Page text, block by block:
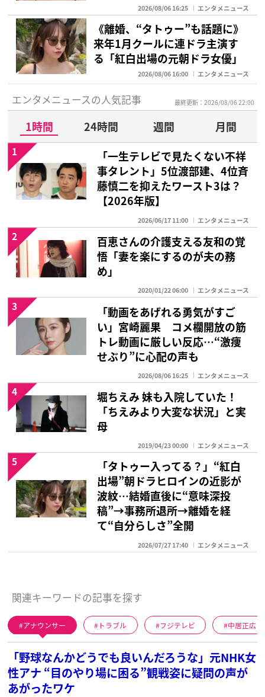
2026/08/06 16:25 エンタメニュース
《離婚、“タトゥー”も話題に》
来年1月クールに連ドラ主演す
る「紅白出場の元朝ドラ女優」
2026/08/06 16:00 エンタメニュース
エンタメニュースの人気記事 最終更新：2026/08/06 22:00
1時間 24時間 週間
月間
「一生テレビで見たくない不祥
事タレント」5位渡部建、4位斉
藤慎二を抑えたワースト3は？
【2026年版】
2026/06/17 11:00 エンタメニュース
1
百恵さんの介護支える友和の覚
悟「妻を楽にするのが夫の務
め」
2020/01/22 06:00 エンタメニュース
2
「動画をあげれる勇気がすご
い」宮崎麗果 コメ欄開放の筋
トレ動画に厳しい反応…“激痩
せぶり”に心配の声も
2026/08/06 16:25 エンタメニュース
3
堀ちえみ 妹も入院していた！
「ちえみより大変な状況」と実
母
2019/04/23 00:00 エンタメニュース
4
「タトゥー入ってる？」“紅白
出場”朝ドラヒロインの近影が
波紋…結婚直後に“意味深投
稿”→事務所退所→離婚を経
て“自分らしさ”全開
2026/07/27 17:40 エンタメニュース
5
関連キーワードの記事を探す
アナウンサー トラブル フジテレビ 中居正広
「野球なんかどうでも良いんだろうな」元NHK女
性アナ “目のやり場に困る”観戦姿に疑問の声が
あがったワケ